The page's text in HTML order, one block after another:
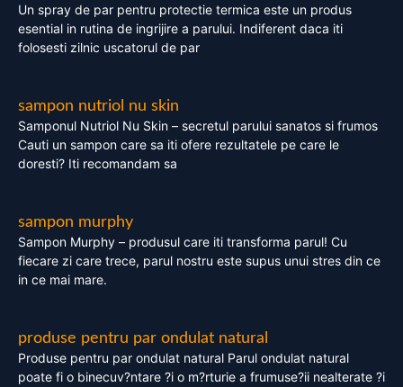
Un spray de par pentru protectie termica este un produs
esential in rutina de ingrijire a parului. Indiferent daca iti
folosesti zilnic uscatorul de par
sampon nutriol nu skin
Samponul Nutriol Nu Skin – secretul parului sanatos si frumos
Cauti un sampon care sa iti ofere rezultatele pe care le
doresti? Iti recomandam sa
sampon murphy
Sampon Murphy – produsul care iti transforma parul! Cu
fiecare zi care trece, parul nostru este supus unui stres din ce
in ce mai mare.
produse pentru par ondulat natural
Produse pentru par ondulat natural Parul ondulat natural
poate fi o binecuv?ntare ?i o m?rturie a frumuse?ii nealterate ?i